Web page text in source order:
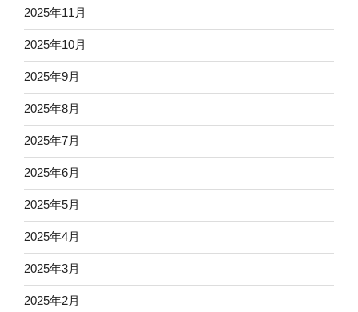
2025年11月
2025年10月
2025年9月
2025年8月
2025年7月
2025年6月
2025年5月
2025年4月
2025年3月
2025年2月